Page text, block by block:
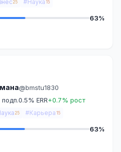
25 #Наука 15
63%
@bmstu1830
подп.0.5% ERR+0.7% рост
25 #Карьера 15
63%